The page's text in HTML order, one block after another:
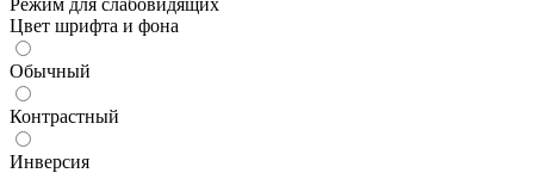
Цвет шрифта и фона
Обычный
Контрастный
Инверсия